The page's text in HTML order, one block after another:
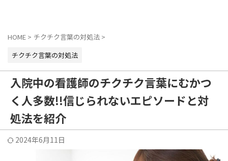
HOME > チクチク言葉の対処法 >
チクチク言葉の対処法
入院中の看護師のチクチク言葉にむかつ
く人多数!!信じられないエピソードと対
処法を紹介
2024年6月11日